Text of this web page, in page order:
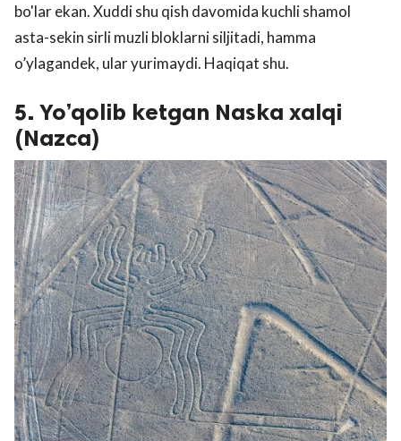
bo'lar ekan. Xuddi shu qish davomida kuchli shamol
asta-sekin sirli muzli bloklarni siljitadi, hamma
o’ylagandek, ular yurimaydi. Haqiqat shu.
5. Yo’qolib ketgan Naska xalqi
(Nazca)